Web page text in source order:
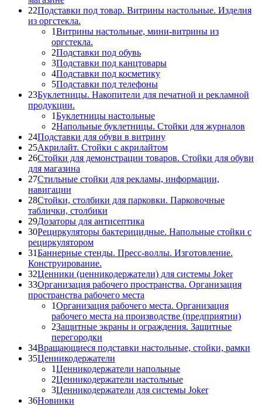
22Подставки под товар. Витрины настольные. Изделия
из оргстекла.
1Витрины настольные, мини-витрины из
оргстекла.
2Подставки под обувь
3Подставки под канцтовары
4Подставки под косметику
5Подставки под телефоны
23Буклетницы. Накопители для печатной и рекламной
продукции.
1Буклетницы настольные
2Напольные буклетницы. Стойки для журналов
24Подставки для обуви в витрину
25Акрилайт. Стойки с акрилайтом
26Стойки для демонстрации товаров. Стойки для обуви
для магазина
27Стильные стойки для рекламы, информации,
навигации
28Стойки, столбики для парковки. Парковочные
таблички, столбики
29Дозаторы для антисептика
30Рециркуляторы бактерицидные. Напольные стойки с
рециркулятором
31Баннерные стенды. Пресс-воллы. Изготовление.
Конструирование.
32Ценники (ценникодержатели) для системы Joker
33Организация рабочего пространства. Организация
пространства рабочего места
1Организация рабочего места. Организация
рабочего места на производстве (предприятии)
2Защитные экраны и ограждения. Защитные
перегородки
34Вращающиеся подставки настольные, стойки, рамки
35Ценникодержатели
1Ценникодержатели напольные
2Ценникодержатели настольные
3Ценникодержатели для системы Joker
36Новинки